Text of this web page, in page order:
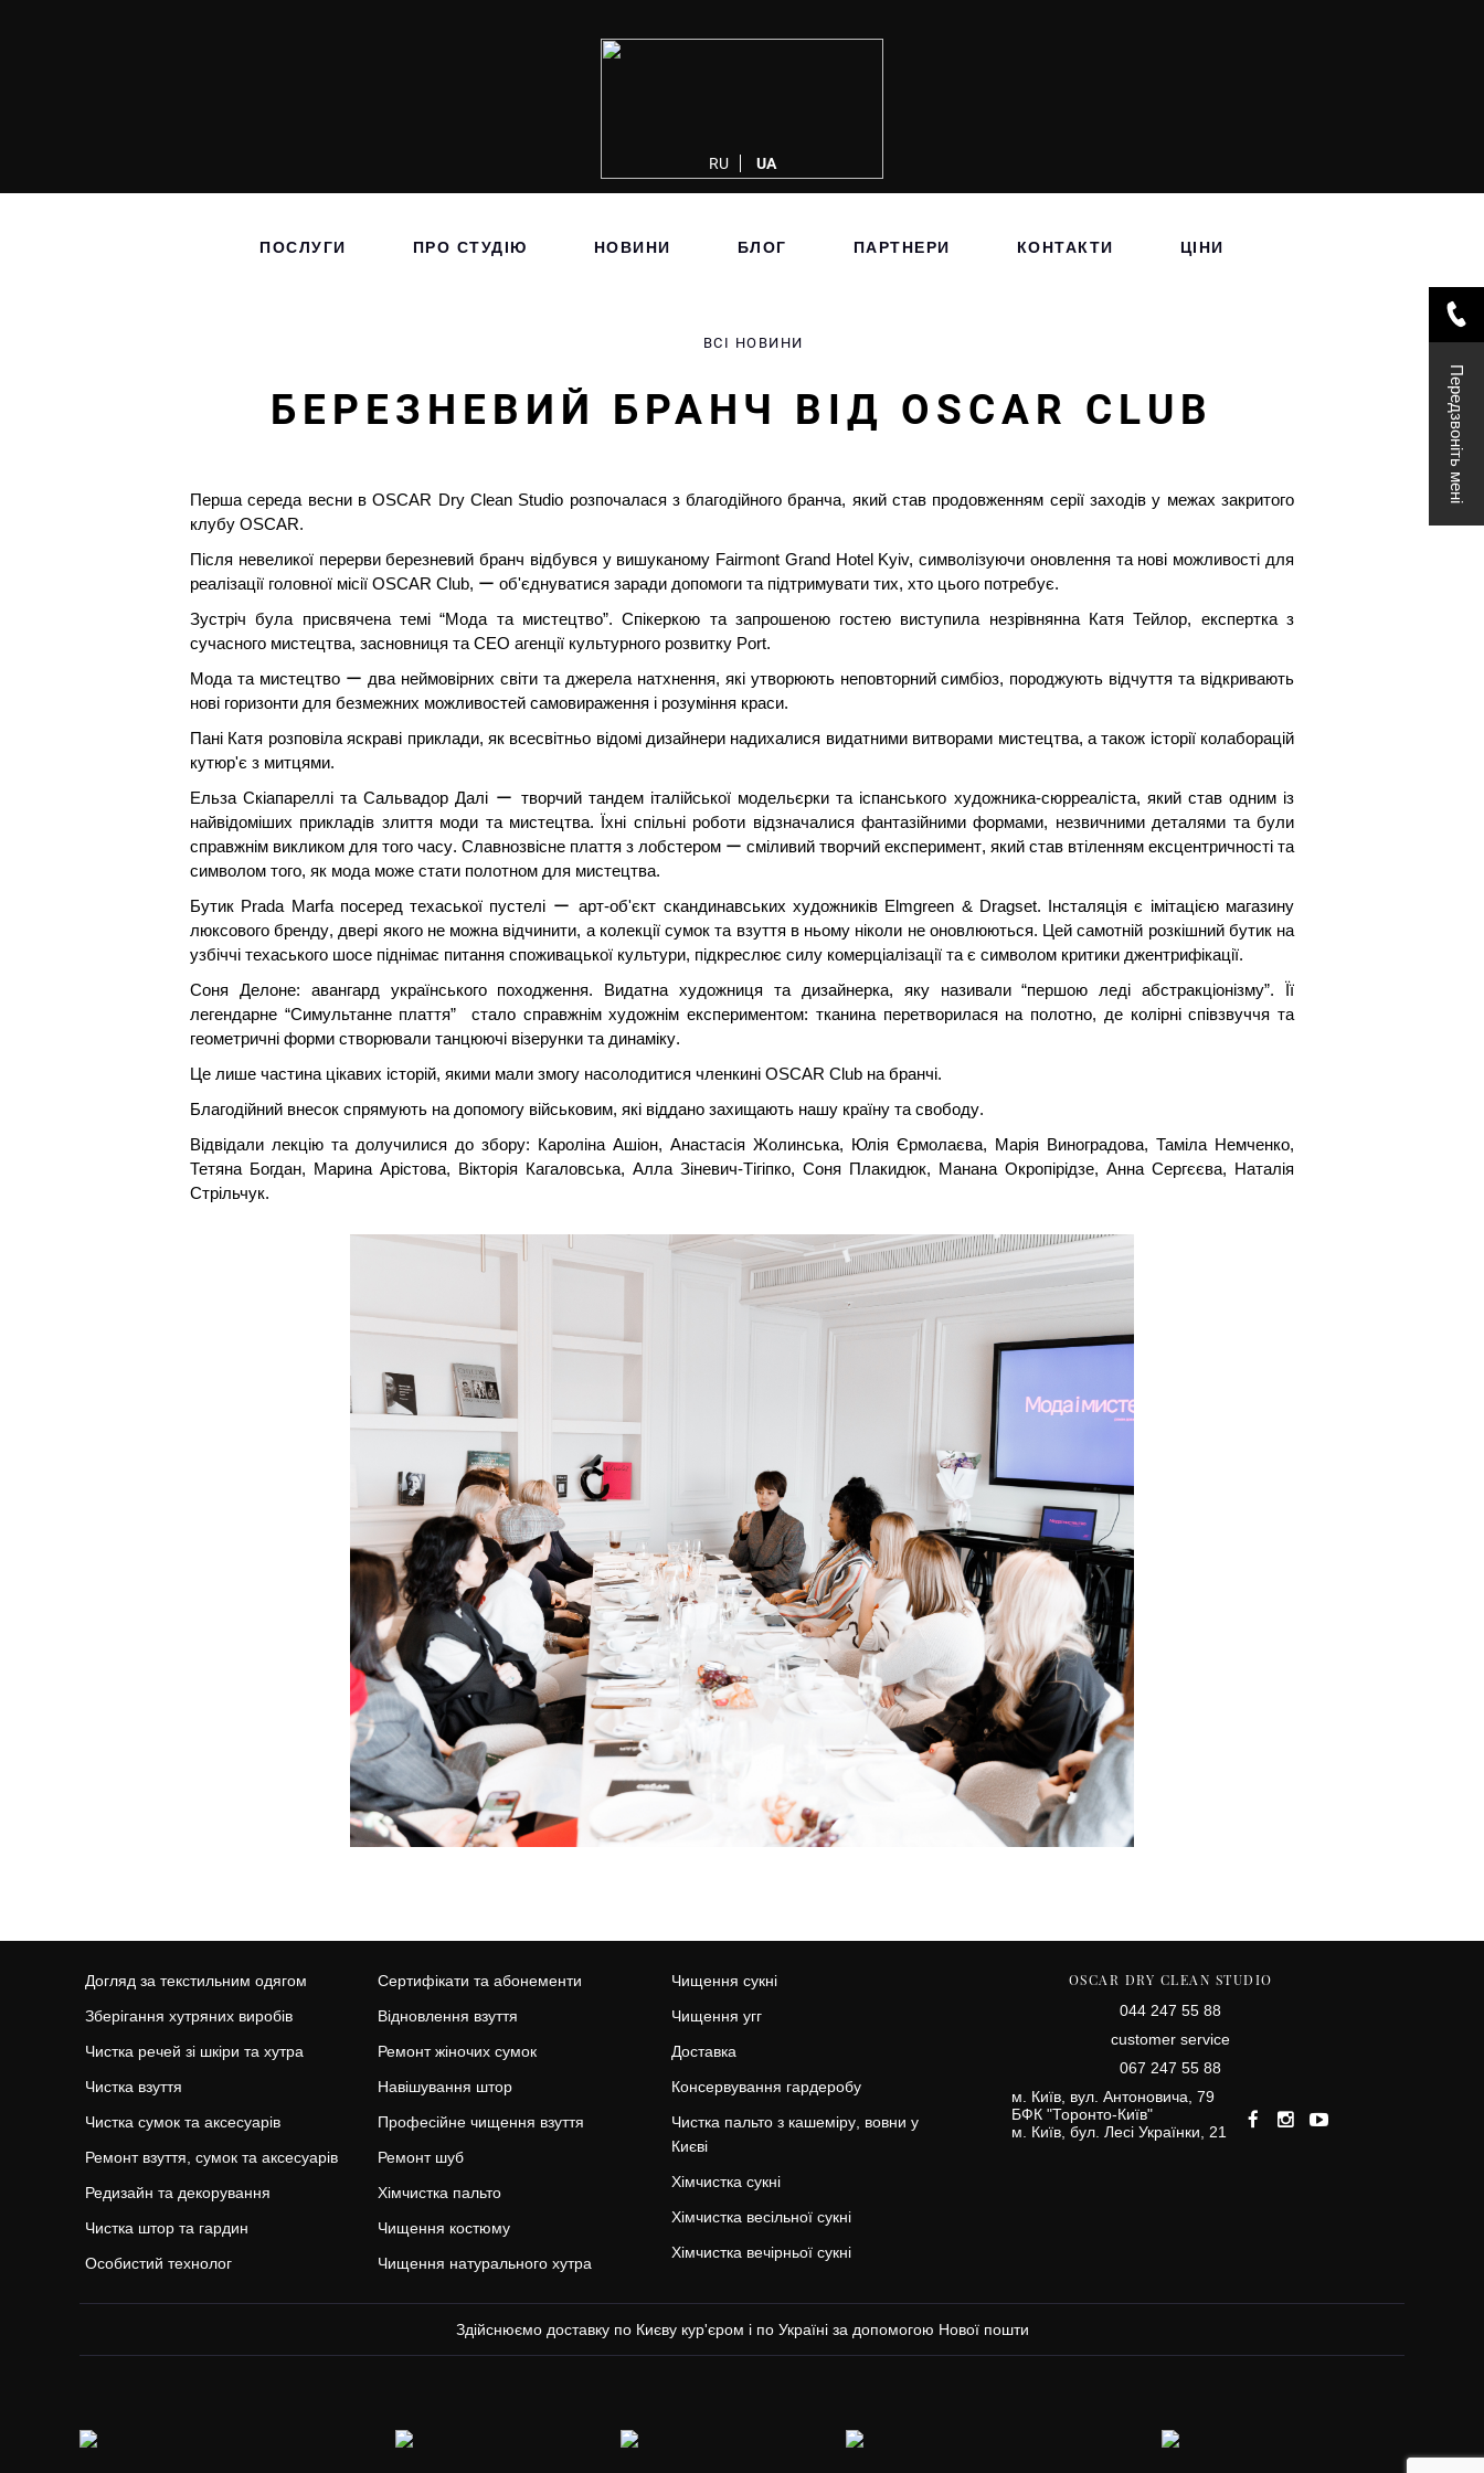
Передзвоніть мені
ПОСЛУГИ ПРО СТУДІЮ НОВИНИ БЛОГ ПАРТНЕРИ КОНТАКТИ ЦІНИ
RU UA
ВСІ НОВИНИ
БЕРЕЗНЕВИЙ БРАНЧ ВІД OSCAR CLUB
Перша середа весни в OSCAR Dry Clean Studio розпочалася з благодійного бранча, який став продовженням серії заходів у межах закритого
клубу OSCAR.
Після невеликої перерви березневий бранч відбувся у вишуканому Fairmont Grand Hotel Kyiv, символізуючи оновлення та нові можливості для
реалізації головної місії OSCAR Club, ー об'єднуватися заради допомоги та підтримувати тих, хто цього потребує.
Зустріч була присвячена темі “Мода та мистецтво”. Спікеркою та запрошеною гостею виступила незрівнянна Катя Тейлор, експертка з
сучасного мистецтва, засновниця та CEO агенції культурного розвитку Port.
Мода та мистецтво ー два неймовірних світи та джерела натхнення, які утворюють неповторний симбіоз, породжують відчуття та відкривають
нові горизонти для безмежних можливостей самовираження і розуміння краси.
Пані Катя розповіла яскраві приклади, як всесвітньо відомі дизайнери надихалися видатними витворами мистецтва, а також історії колаборацій
кутюр'є з митцями.
Ельза Скіапареллі та Сальвадор Далі ー творчий тандем італійської модельєрки та іспанського художника-сюрреаліста, який став одним із
найвідоміших прикладів злиття моди та мистецтва. Їхні спільні роботи відзначалися фантазійними формами, незвичними деталями та були
справжнім викликом для того часу. Славнозвісне плаття з лобстером ー сміливий творчий експеримент, який став втіленням ексцентричності та
символом того, як мода може стати полотном для мистецтва.
Бутик Prada Marfa посеред техаської пустелі ー арт-об'єкт скандинавських художників Elmgreen & Dragset. Інсталяція є імітацією магазину
люксового бренду, двері якого не можна відчинити, а колекції сумок та взуття в ньому ніколи не оновлюються. Цей самотній розкішний бутик на
узбіччі техаського шосе піднімає питання споживацької культури, підкреслює силу комерціалізації та є символом критики джентрифікації.
Соня Делоне: авангард українського походження. Видатна художниця та дизайнерка, яку називали “першою леді абстракціонізму”. Її
легендарне “Симультанне плаття” стало справжнім художнім експериментом: тканина перетворилася на полотно, де колірні співзвуччя та
геометричні форми створювали танцюючі візерунки та динаміку.
Це лише частина цікавих історій, якими мали змогу насолодитися членкині OSCAR Club на бранчі.
Благодійний внесок спрямують на допомогу військовим, які віддано захищають нашу країну та свободу.
Відвідали лекцію та долучилися до збору: Кароліна Ашіон, Анастасія Жолинська, Юлія Єрмолаєва, Марія Виноградова, Таміла Немченко,
Тетяна Богдан, Марина Арістова, Вікторія Кагаловська, Алла Зіневич-Тігіпко, Соня Плакидюк, Манана Окропірідзе, Анна Сергєєва, Наталія
Стрільчук.
Догляд за текстильним одягом
Зберігання хутряних виробів
Чистка речей зі шкіри та хутра
Чистка взуття
Чистка сумок та аксесуарів
Ремонт взуття, сумок та аксесуарів
Редизайн та декорування
Чистка штор та гардин
Особистий технолог
Сертифікати та абонементи
Відновлення взуття
Ремонт жіночих сумок
Навішування штор
Професійне чищення взуття
Ремонт шуб
Хімчистка пальто
Чищення костюму
Чищення натурального хутра
Чищення сукні
Чищення угг
Доставка
Консервування гардеробу
Чистка пальто з кашеміру, вовни у
Києві
Хімчистка сукні
Хімчистка весільної сукні
Хімчистка вечірньої сукні
OSCAR DRY CLEAN STUDIO
044 247 55 88
сustomer service
067 247 55 88
м. Київ, вул. Антоновича, 79
БФК "Торонто-Київ"
м. Київ, бул. Лесі Українки, 21
Здійснюємо доставку по Києву кур'єром і по Україні за допомогою Нової пошти